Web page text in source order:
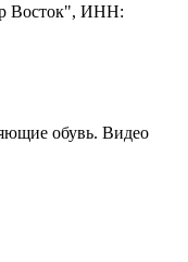
Восток", ИНН:
обувь. Видео